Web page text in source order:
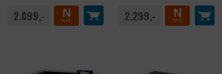
2.099,- N
NYE 2.299,- N
NYE